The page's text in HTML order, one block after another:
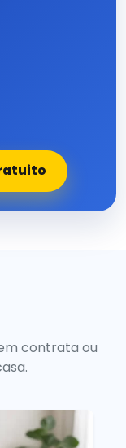
contrata ou